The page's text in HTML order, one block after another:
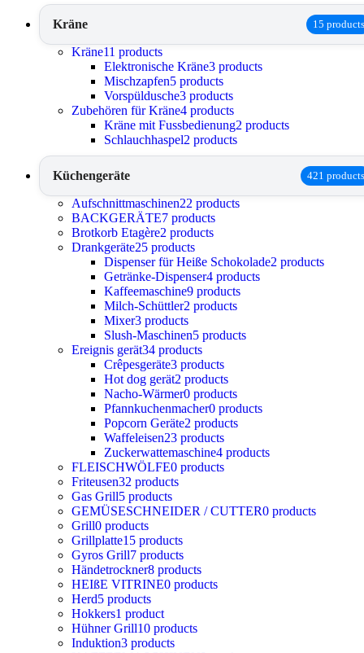
Kräne 15 products
Kräne11 products
Elektronische Kräne3 products
Mischzapfen5 products
Vorspüldusche3 products
Zubehören für Kräne4 products
Kräne mit Fussbedienung2 products
Schlauchhaspel2 products
Küchengeräte 421 products
Aufschnittmaschinen22 products
BACKGERÄTE7 products
Brotkorb Etagère2 products
Drankgeräte25 products
Dispenser für Heiße Schokolade2 products
Getränke-Dispenser4 products
Kaffeemaschine9 products
Milch-Schüttler2 products
Mixer3 products
Slush-Maschinen5 products
Ereignis gerät34 products
Crêpesgeräte3 products
Hot dog gerät2 products
Nacho-Wärmer0 products
Pfannkuchenmacher0 products
Popcorn Geräte2 products
Waffeleisen23 products
Zuckerwattemaschine4 products
FLEISCHWÖLFE0 products
Friteusen32 products
Gas Grill5 products
GEMÜSESCHNEIDER / CUTTER0 products
Grill0 products
Grillplatte15 products
Gyros Grill7 products
Händetrockner8 products
HEIßE VITRINE0 products
Herd5 products
Hokkers1 product
Hühner Grill10 products
Induktion3 products